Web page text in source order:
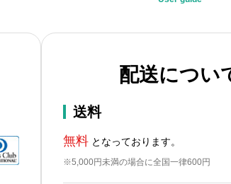
配送につい
送料
無料となっております。
※5,000円未満の場合に全国一律600円